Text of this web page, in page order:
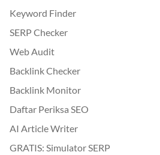
Keyword Finder
SERP Checker
Web Audit
Backlink Checker
Backlink Monitor
Daftar Periksa SEO
AI Article Writer
GRATIS: Simulator SERP